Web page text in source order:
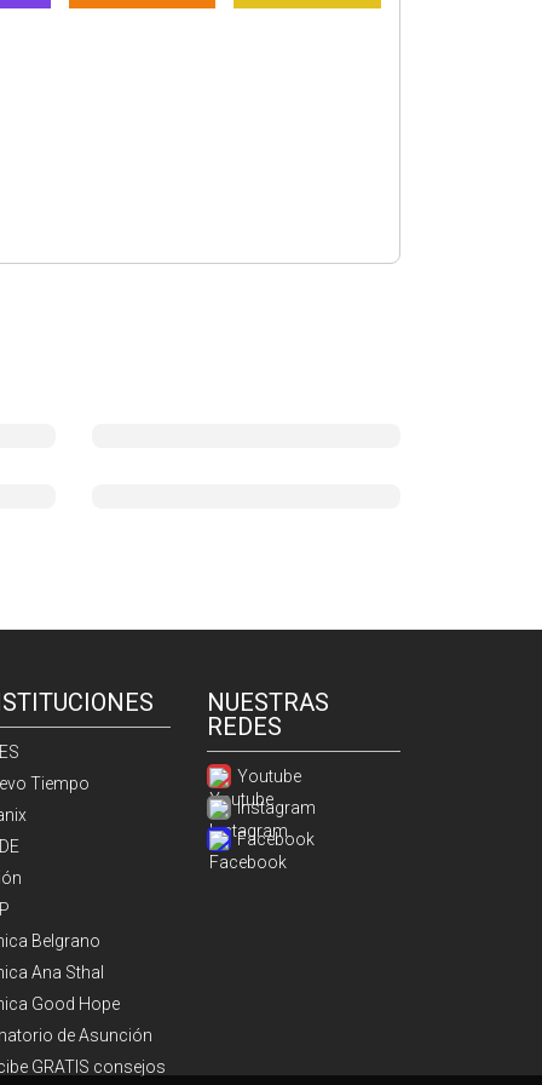
Tiempo
Belgrano
Ana Sthal
Good Hope
de Asunción
GRATIS consejos
NUESTRAS
REDES
Youtube
Instagram
Facebook